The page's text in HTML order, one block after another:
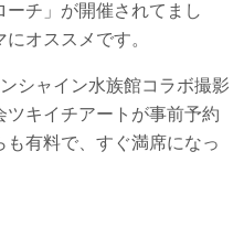
チ」が開催されてまし
オススメです。
シャイン水族館コラボ撮影
キイチアートが事前予約
有料で、すぐ満席になっ